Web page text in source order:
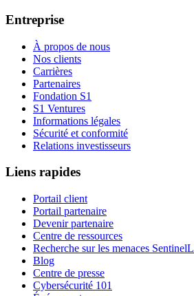
Entreprise
À propos de nous
Nos clients
Carrières
Partenaires
Fondation S1
S1 Ventures
Informations légales
Sécurité et conformité
Relations investisseurs
Liens rapides
Portail client
Portail partenaire
Devenir partenaire
Centre de ressources
Recherche sur les menaces
Blog
Centre de presse
Cybersécurité 101